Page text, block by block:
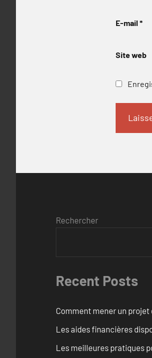
E-mail *
Site web
Rechercher
Recent Posts
Comment mener un
Les aides financières
Les meilleures pratiques